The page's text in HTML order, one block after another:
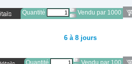
Quantité Vendu par 1000
6 à 8 jours
Quantité Vendu par 100